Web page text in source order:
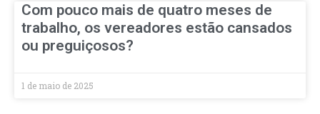
Com pouco mais de quatro meses de
trabalho, os vereadores estão cansados
ou preguiçosos?
1 de maio de 2025